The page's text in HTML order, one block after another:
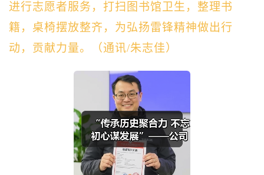
进行志愿者服务，打扫图书馆卫生，整理书
籍，桌椅摆放整齐，为弘扬雷锋精神做出行
动，贡献力量。（通讯/朱志佳）